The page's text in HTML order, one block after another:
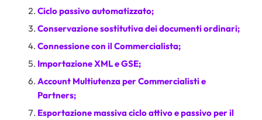
Ciclo passivo automatizzato;
Conservazione sostitutiva dei documenti ordinari;
Connessione con il Commercialista;
Importazione XML e GSE;
Account Multiutenza per Commercialisti e
Partners;
Esportazione massiva ciclo attivo e passivo per il